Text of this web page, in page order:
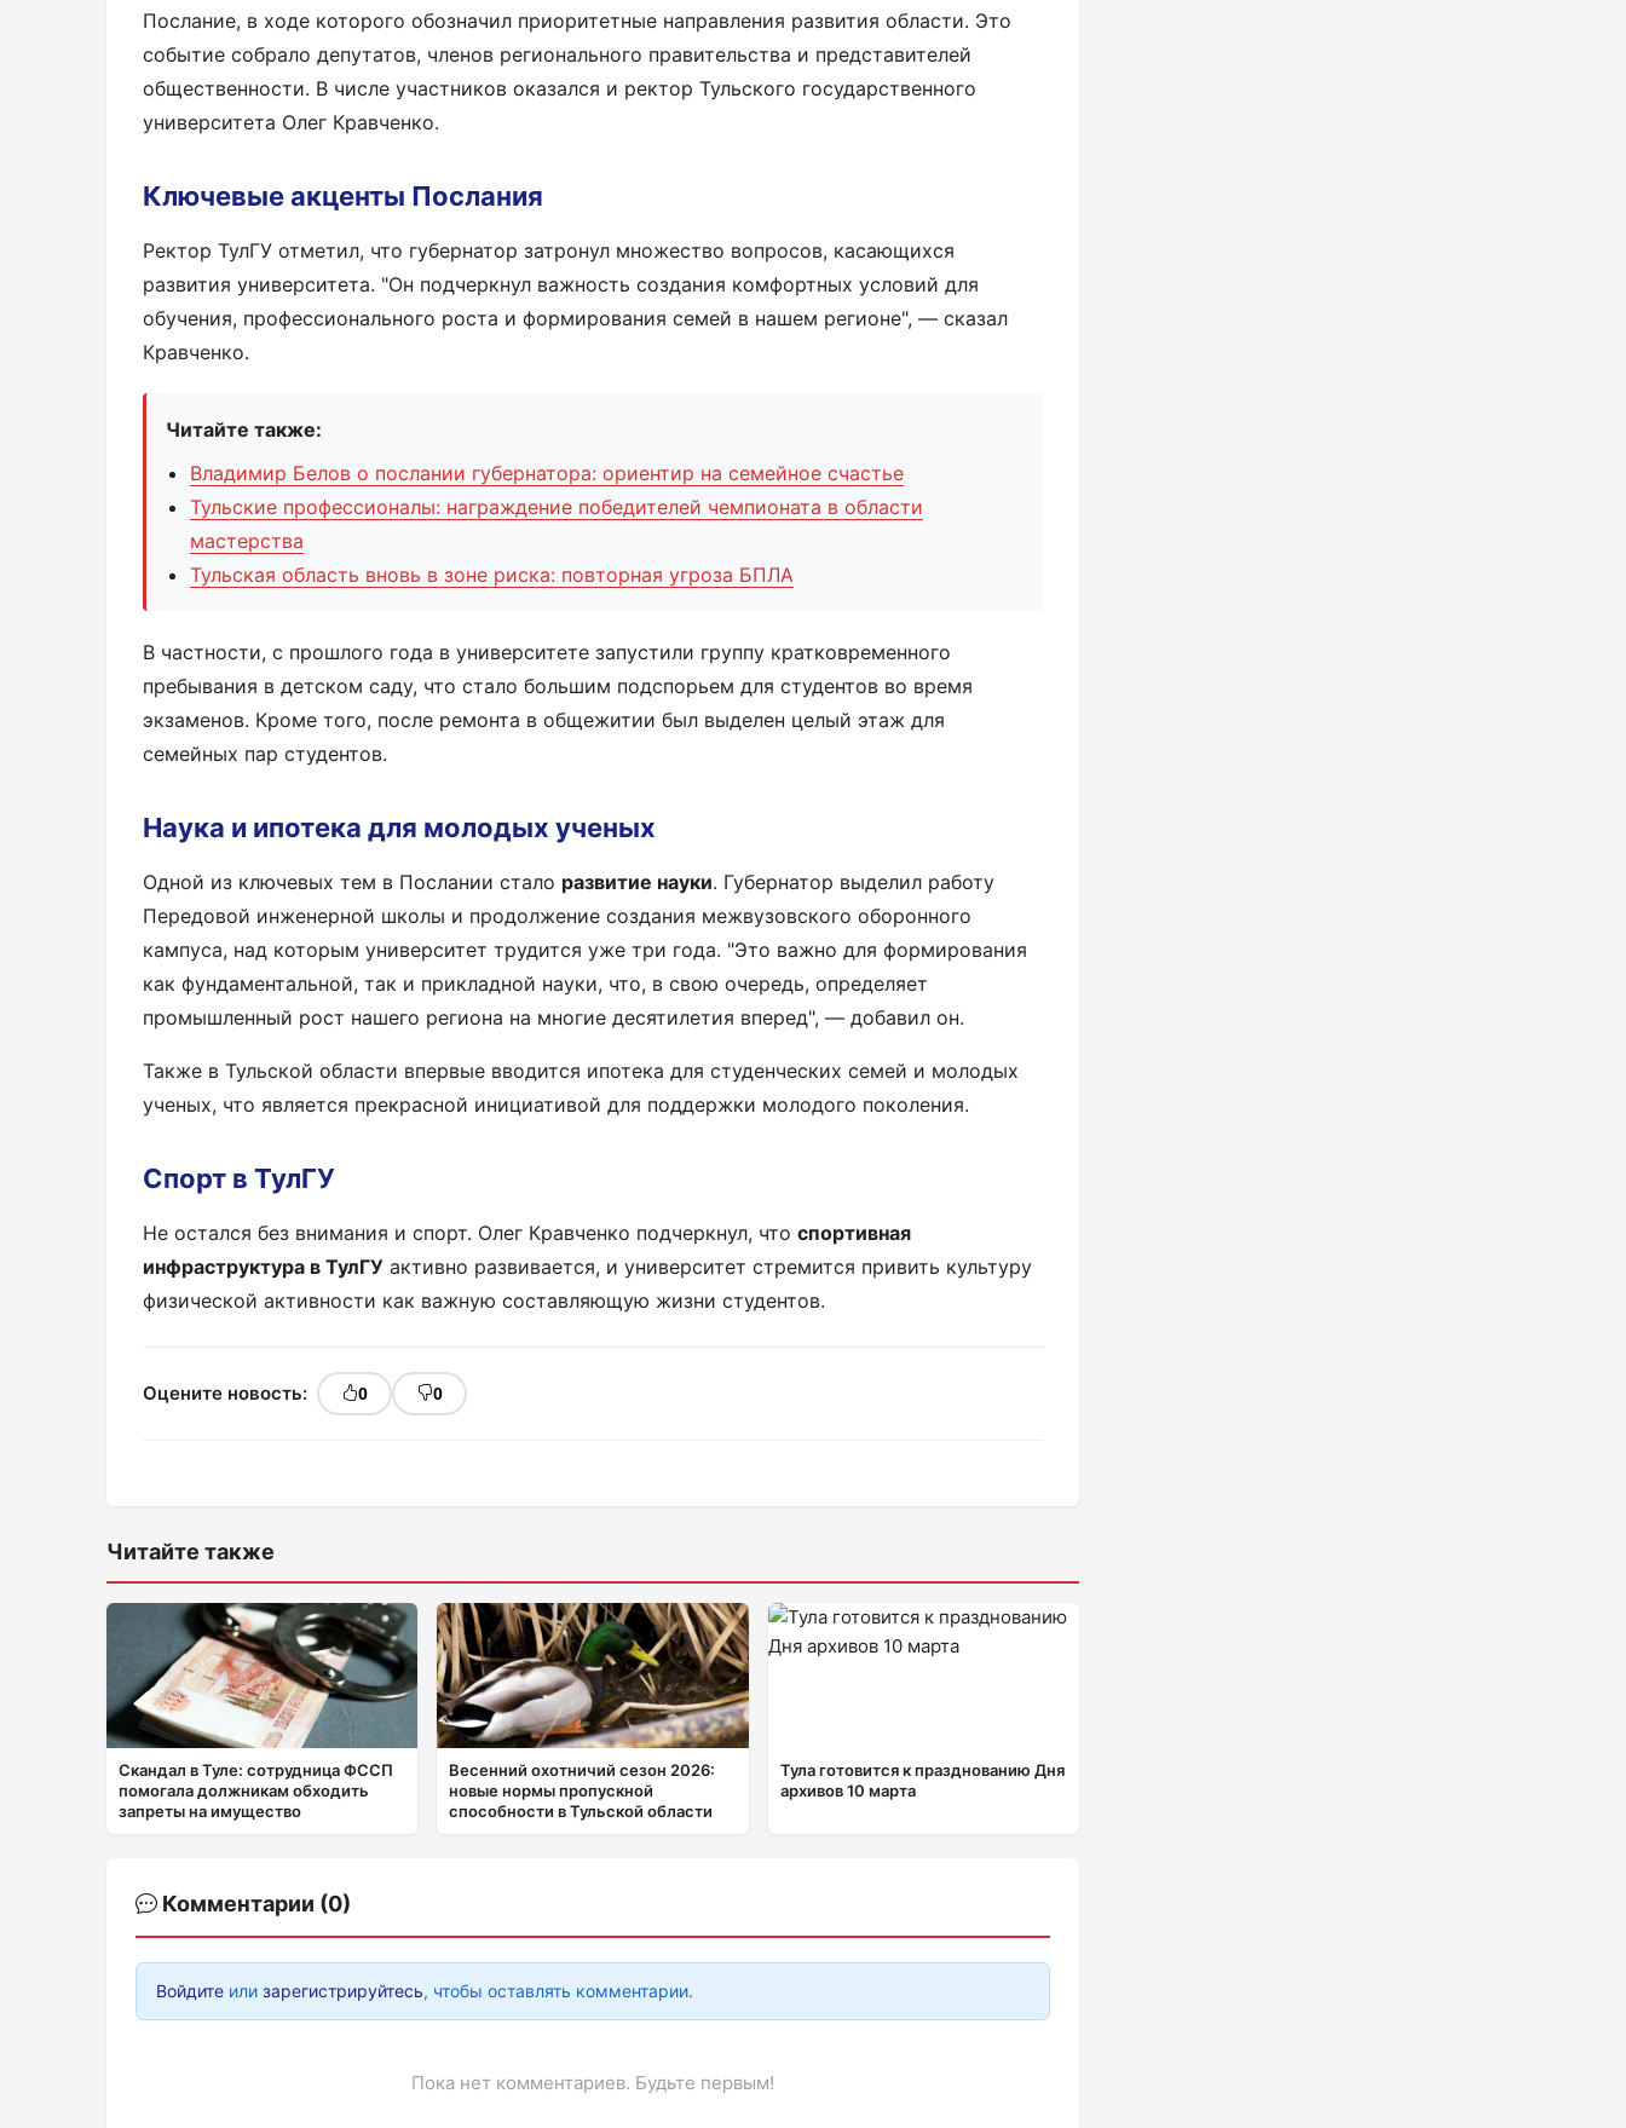
Послание, в ходе которого обозначил приоритетные направления развития области. Это
событие собрало депутатов, членов регионального правительства и представителей
общественности. В числе участников оказался и ректор Тульского государственного
университета Олег Кравченко.
Ключевые акценты Послания
Ректор ТулГУ отметил, что губернатор затронул множество вопросов, касающихся
развития университета. "Он подчеркнул важность создания комфортных условий для
обучения, профессионального роста и формирования семей в нашем регионе", — сказал
Кравченко.
Читайте также:
Владимир Белов о послании губернатора: ориентир на семейное счастье
Тульские профессионалы: награждение победителей чемпионата в области
мастерства
Тульская область вновь в зоне риска: повторная угроза БПЛА
В частности, с прошлого года в университете запустили группу кратковременного
пребывания в детском саду, что стало большим подспорьем для студентов во время
экзаменов. Кроме того, после ремонта в общежитии был выделен целый этаж для
семейных пар студентов.
Наука и ипотека для молодых ученых
Одной из ключевых тем в Послании стало развитие науки. Губернатор выделил работу
Передовой инженерной школы и продолжение создания межвузовского оборонного
кампуса, над которым университет трудится уже три года. "Это важно для формирования
как фундаментальной, так и прикладной науки, что, в свою очередь, определяет
промышленный рост нашего региона на многие десятилетия вперед", — добавил он.
Также в Тульской области впервые вводится ипотека для студенческих семей и молодых
ученых, что является прекрасной инициативой для поддержки молодого поколения.
Спорт в ТулГУ
Не остался без внимания и спорт. Олег Кравченко подчеркнул, что спортивная
инфраструктура в ТулГУ активно развивается, и университет стремится привить культуру
физической активности как важную составляющую жизни студентов.
Оцените новость: 0 0
Читайте также
Скандал в Туле: сотрудница ФССП
помогала должникам обходить
запреты на имущество
Весенний охотничий сезон 2026:
новые нормы пропускной
способности в Тульской области
Тула готовится к празднованию Дня
архивов 10 марта
Комментарии (0)
Войдите или зарегистрируйтесь, чтобы оставлять комментарии.
Пока нет комментариев. Будьте первым!